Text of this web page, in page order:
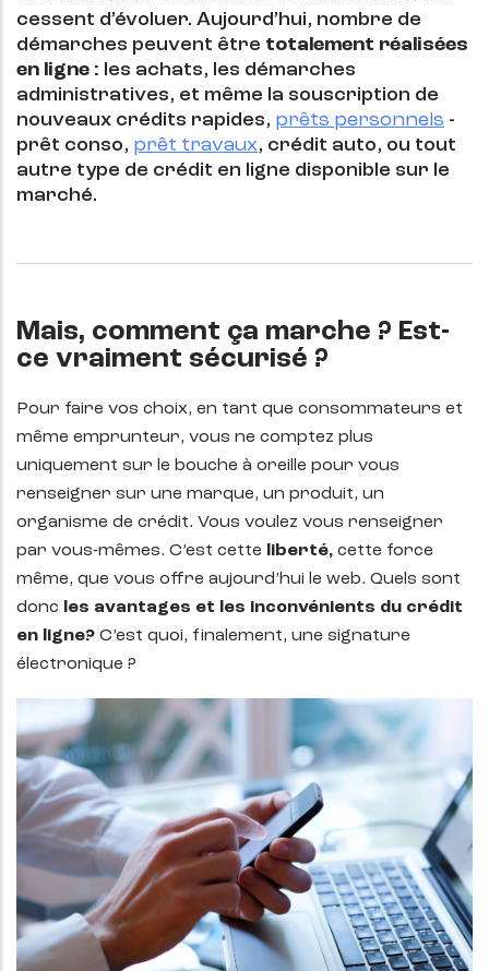
cessent d’évoluer. Aujourd’hui, nombre de
démarches peuvent être totalement réalisées
en ligne : les achats, les démarches
administratives, et même la souscription de
nouveaux crédits rapides, prêts personnels -
prêt conso, prêt travaux, crédit auto, ou tout
autre type de crédit en ligne disponible sur le
marché.
Mais, comment ça marche ? Est-
ce vraiment sécurisé ?
Pour faire vos choix, en tant que consommateurs et
même emprunteur, vous ne comptez plus
uniquement sur le bouche à oreille pour vous
renseigner sur une marque, un produit, un
organisme de crédit. Vous voulez vous renseigner
par vous-mêmes. C’est cette
liberté, cette force
même, que vous offre aujourd’hui le web. Quels sont
donc
les avantages et les inconvénients du crédit
en ligne? C’est quoi, finalement, une signature
électronique ?